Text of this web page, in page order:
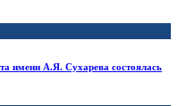
имени А.Я. Сухарева состоялась